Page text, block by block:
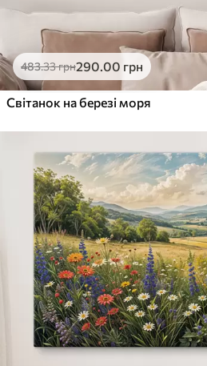
483.33грн290.00 грн
Світанок на березі моря